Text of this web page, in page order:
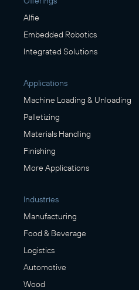
Alfie
Embedded Robotics
Integrated Solutions
Applications
Machine Loading & Unloading
Palletizing
Materials Handling
Finishing
More Applications
Industries
Manufacturing
Food & Beverage
Logistics
Automotive
Wood